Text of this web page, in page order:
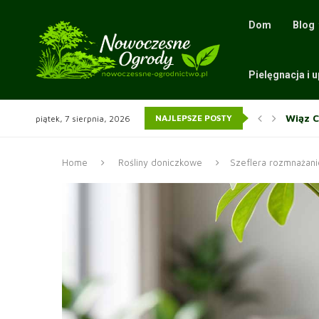
Dom Blog
Pielęgnacja i
piątek, 7 sierpnia, 2026 NAJLEPSZE POSTY
Wiąz
Home Rośliny doniczkowe Szeflera